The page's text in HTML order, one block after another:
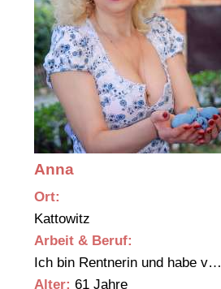
Anna
Ort:
Kattowitz
Arbeit & Beruf:
Ich bin Rentnerin und habe v…
Alter: 61 Jahre